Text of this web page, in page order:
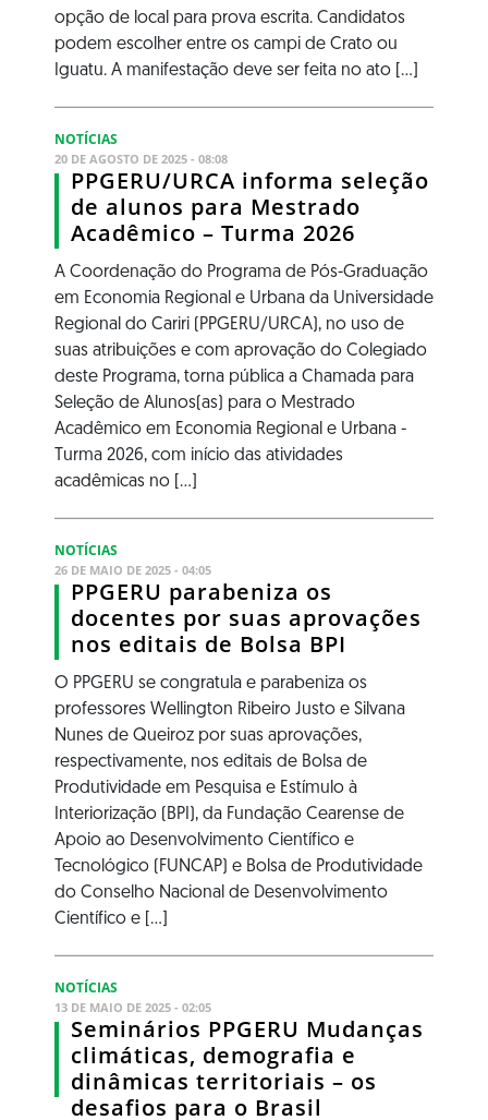
opção de local para prova escrita. Candidatos
podem escolher entre os campi de Crato ou
Iguatu. A manifestação deve ser feita no ato [...]
NOTÍCIAS
20 DE AGOSTO DE 2025 - 08:08
PPGERU/URCA informa seleção
de alunos para Mestrado
Acadêmico – Turma 2026
A Coordenação do Programa de Pós-Graduação
em Economia Regional e Urbana da Universidade
Regional do Cariri (PPGERU/URCA), no uso de
suas atribuições e com aprovação do Colegiado
deste Programa, torna pública a Chamada para
Seleção de Alunos(as) para o Mestrado
Acadêmico em Economia Regional e Urbana -
Turma 2026, com início das atividades
acadêmicas no [...]
NOTÍCIAS
26 DE MAIO DE 2025 - 04:05
PPGERU parabeniza os
docentes por suas aprovações
nos editais de Bolsa BPI
O PPGERU se congratula e parabeniza os
professores Wellington Ribeiro Justo e Silvana
Nunes de Queiroz por suas aprovações,
respectivamente, nos editais de Bolsa de
Produtividade em Pesquisa e Estímulo à
Interiorização (BPI), da Fundação Cearense de
Apoio ao Desenvolvimento Científico e
Tecnológico (FUNCAP) e Bolsa de Produtividade
do Conselho Nacional de Desenvolvimento
Científico e [...]
NOTÍCIAS
13 DE MAIO DE 2025 - 02:05
Seminários PPGERU Mudanças
climáticas, demografia e
dinâmicas territoriais – os
desafios para o Brasil